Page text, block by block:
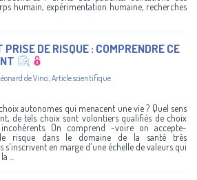
humain, expérimentation humaine, recherches
DE RISQUE : COMPRENDRE CE
de Vinci,Article scientifique
autonomes qui menacent une vie ? Quel sens
de tels choix sont volontiers qualifiés de choix
On comprend -voire on accepte-
risque dans le domaine de la santé très
s'inscrivent en marge d'une échelle de valeurs qui